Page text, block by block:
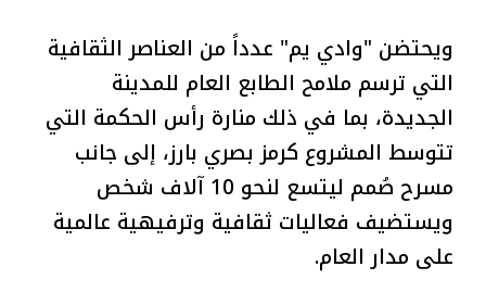
ويحتضن "وادي يم" عدداً من العناصر الثقافية
التي ترسم ملامح الطابع العام للمدينة
الجديدة، بما في ذلك منارة رأس الحكمة التي
تتوسط المشروع كرمز بصري بارز، إلى جانب
مسرح صُمم ليتسع لنحو 10 آلاف شخص
ويستضيف فعاليات ثقافية وترفيهية عالمية
على مدار العام.